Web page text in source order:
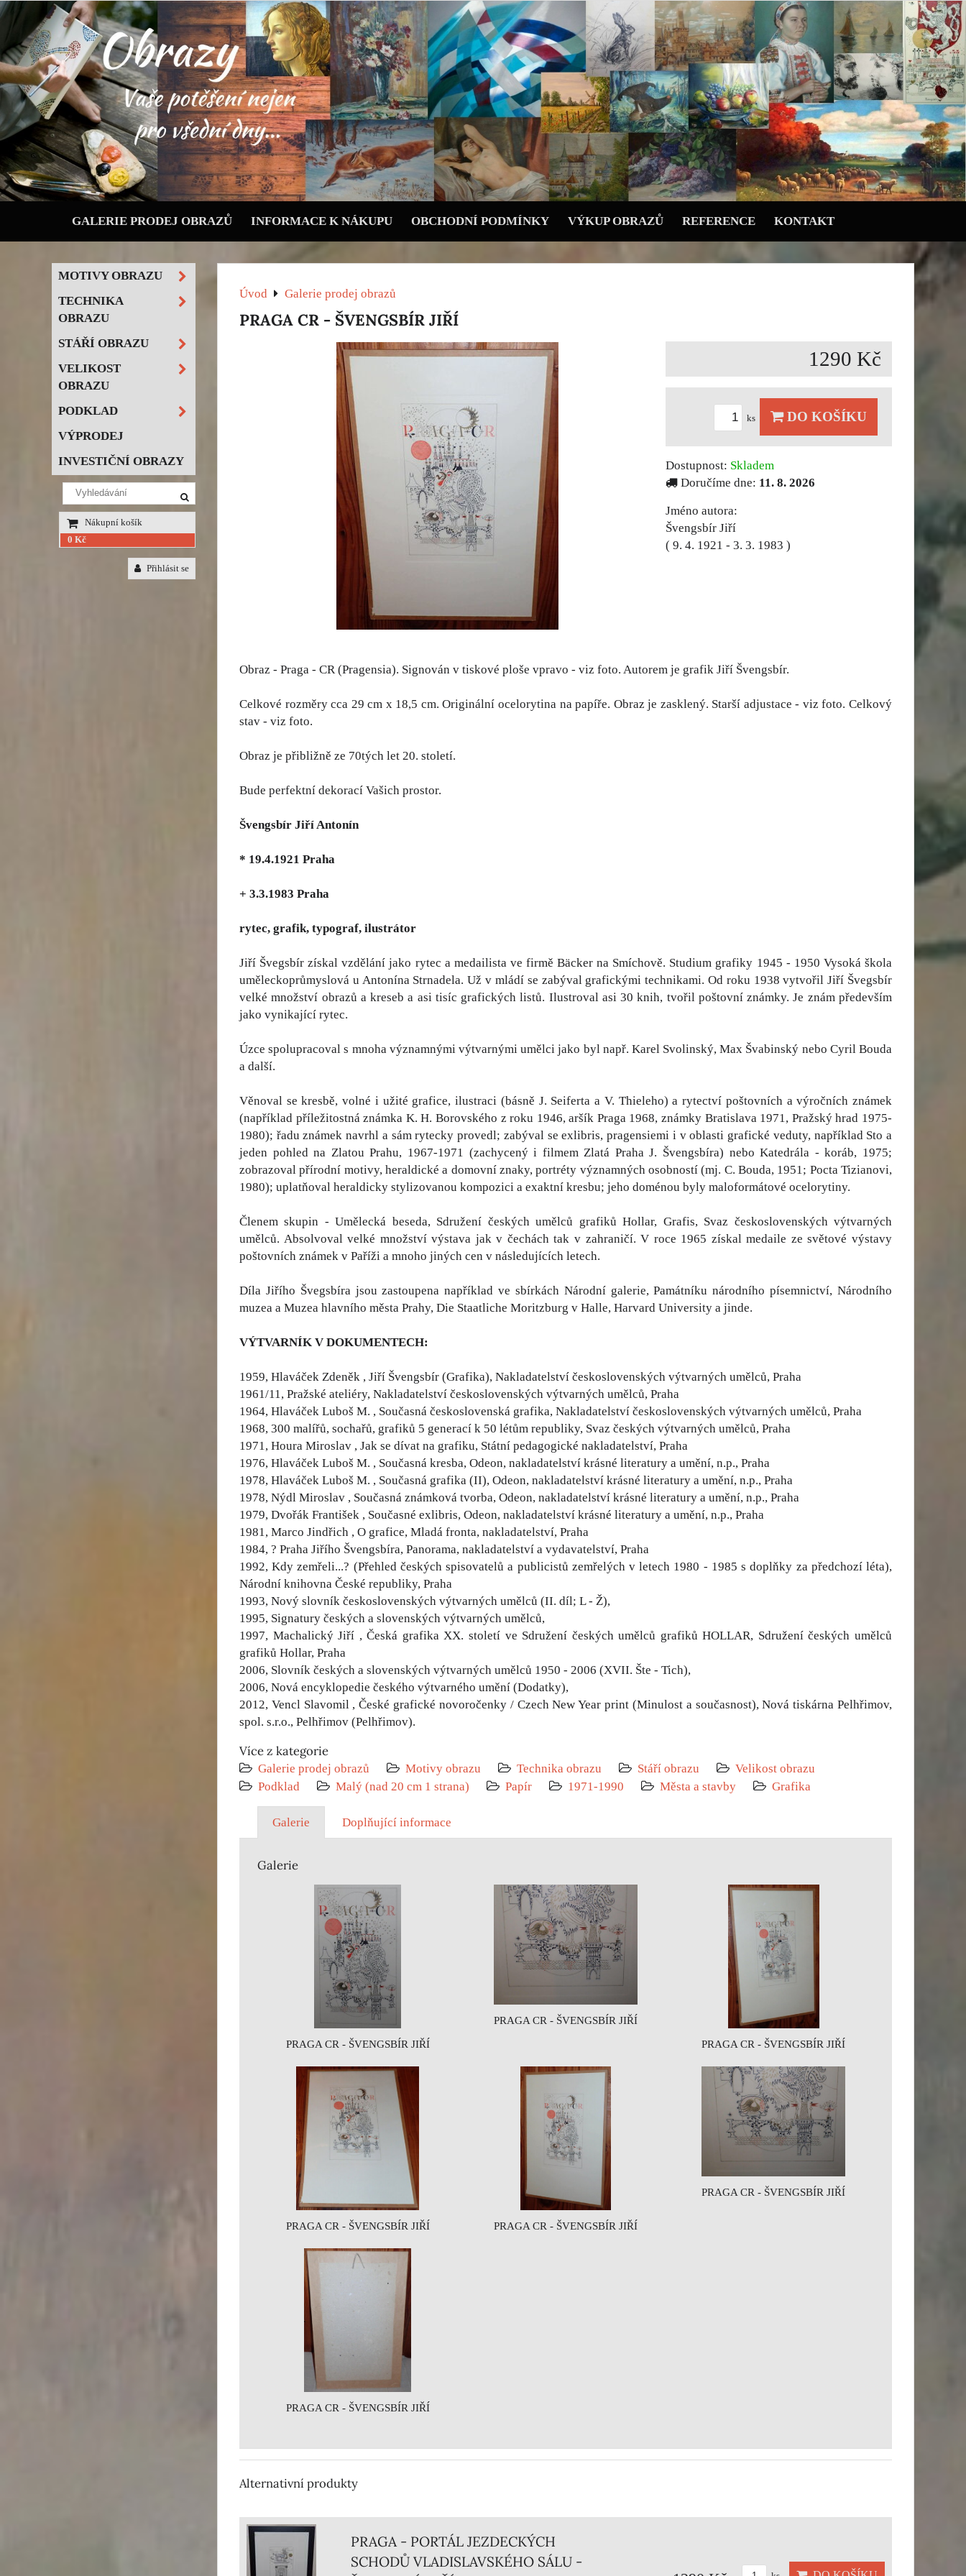
GALERIE PRODEJ OBRAZŮ INFORMACE K NÁKUPU OBCHODNÍ PODMÍNKY VÝKUP OBRAZŮ REFERENCE KONTAKT
Úvod Galerie prodej obrazů
PRAGA CR - ŠVENGSBÍR JIŘÍ
1290 Kč
ks DO KOŠÍKU
Dostupnost: Skladem
Doručíme dne: 11. 8. 2026
Jméno autora:
Švengsbír Jiří
( 9. 4. 1921 - 3. 3. 1983 )
Obraz - Praga - CR (Pragensia). Signován v tiskové ploše vpravo - viz foto. Autorem je grafik Jiří Švengsbír.
Celkové rozměry cca 29 cm x 18,5 cm. Originální ocelorytina na papíře. Obraz je zasklený. Starší adjustace - viz foto. Celkový
stav - viz foto.
Obraz je přibližně ze 70tých let 20. století.
Bude perfektní dekorací Vašich prostor.
Švengsbír Jiří Antonín
* 19.4.1921 Praha
+ 3.3.1983 Praha
rytec, grafik, typograf, ilustrátor
Jiří Švegsbír získal vzdělání jako rytec a medailista ve firmě Bäcker na Smíchově. Studium grafiky 1945 - 1950 Vysoká škola
uměleckoprůmyslová u Antonína Strnadela. Už v mládí se zabýval grafickými technikami. Od roku 1938 vytvořil Jiří Švegsbír
velké množství obrazů a kreseb a asi tisíc grafických listů. Ilustroval asi 30 knih, tvořil poštovní známky. Je znám především
jako vynikající rytec.
Úzce spolupracoval s mnoha významnými výtvarnými umělci jako byl např. Karel Svolinský, Max Švabinský nebo Cyril Bouda
a další.
Věnoval se kresbě, volné i užité grafice, ilustraci (básně J. Seiferta a V. Thieleho) a rytectví poštovních a výročních známek
(například příležitostná známka K. H. Borovského z roku 1946, aršík Praga 1968, známky Bratislava 1971, Pražský hrad 1975-
1980); řadu známek navrhl a sám rytecky provedl; zabýval se exlibris, pragensiemi i v oblasti grafické veduty, například Sto a
jeden pohled na Zlatou Prahu, 1967-1971 (zachycený i filmem Zlatá Praha J. Švengsbíra) nebo Katedrála - koráb, 1975;
zobrazoval přírodní motivy, heraldické a domovní znaky, portréty významných osobností (mj. C. Bouda, 1951; Pocta Tizianovi,
1980); uplatňoval heraldicky stylizovanou kompozici a exaktní kresbu; jeho doménou byly maloformátové ocelorytiny.
Členem skupin - Umělecká beseda, Sdružení českých umělců grafiků Hollar, Grafis, Svaz československých výtvarných
umělců. Absolvoval velké množství výstava jak v čechách tak v zahraničí. V roce 1965 získal medaile ze světové výstavy
poštovních známek v Paříži a mnoho jiných cen v následujících letech.
Díla Jiřího Švegsbíra jsou zastoupena například ve sbírkách Národní galerie, Památníku národního písemnictví, Národního
muzea a Muzea hlavního města Prahy, Die Staatliche Moritzburg v Halle, Harvard University a jinde.
VÝTVARNÍK V DOKUMENTECH:
1959, Hlaváček Zdeněk , Jiří Švengsbír (Grafika), Nakladatelství československých výtvarných umělců, Praha
1961/11, Pražské ateliéry, Nakladatelství československých výtvarných umělců, Praha
1964, Hlaváček Luboš M. , Současná československá grafika, Nakladatelství československých výtvarných umělců, Praha
1968, 300 malířů, sochařů, grafiků 5 generací k 50 létům republiky, Svaz českých výtvarných umělců, Praha
1971, Houra Miroslav , Jak se dívat na grafiku, Státní pedagogické nakladatelství, Praha
1976, Hlaváček Luboš M. , Současná kresba, Odeon, nakladatelství krásné literatury a umění, n.p., Praha
1978, Hlaváček Luboš M. , Současná grafika (II), Odeon, nakladatelství krásné literatury a umění, n.p., Praha
1978, Nýdl Miroslav , Současná známková tvorba, Odeon, nakladatelství krásné literatury a umění, n.p., Praha
1979, Dvořák František , Současné exlibris, Odeon, nakladatelství krásné literatury a umění, n.p., Praha
1981, Marco Jindřich , O grafice, Mladá fronta, nakladatelství, Praha
1984, ? Praha Jiřího Švengsbíra, Panorama, nakladatelství a vydavatelství, Praha
1992, Kdy zemřeli...? (Přehled českých spisovatelů a publicistů zemřelých v letech 1980 - 1985 s doplňky za předchozí léta),
Národní knihovna České republiky, Praha
1993, Nový slovník československých výtvarných umělců (II. díl; L - Ž),
1995, Signatury českých a slovenských výtvarných umělců,
1997, Machalický Jiří , Česká grafika XX. století ve Sdružení českých umělců grafiků HOLLAR, Sdružení českých umělců
grafiků Hollar, Praha
2006, Slovník českých a slovenských výtvarných umělců 1950 - 2006 (XVII. Šte - Tich),
2006, Nová encyklopedie českého výtvarného umění (Dodatky),
2012, Vencl Slavomil , České grafické novoročenky / Czech New Year print (Minulost a současnost), Nová tiskárna Pelhřimov,
spol. s.r.o., Pelhřimov (Pelhřimov).
Více z kategorie
Galerie prodej obrazů Motivy obrazu Technika obrazu Stáří obrazu
Velikost obrazu
Podklad
Malý (nad 20 cm 1 strana) Papír 1971-1990 Města a stavby Grafika
Galerie Doplňující informace
Galerie
PRAGA CR - ŠVENGSBÍR JIŘÍ
PRAGA CR - ŠVENGSBÍR JIŘÍ
PRAGA CR - ŠVENGSBÍR JIŘÍ
PRAGA CR - ŠVENGSBÍR JIŘÍ PRAGA CR - ŠVENGSBÍR JIŘÍ
PRAGA CR - ŠVENGSBÍR JIŘÍ
PRAGA CR - ŠVENGSBÍR JIŘÍ
Alternativní produkty
PRAGA - PORTÁL JEZDECKÝCH
SCHODŮ VLADISLAVSKÉHO SÁLU -
MOTIVY OBRAZU
TECHNIKA
OBRAZU
STÁŘÍ OBRAZU
VELIKOST
OBRAZU
PODKLAD
VÝPRODEJ
INVESTIČNÍ OBRAZY
Nákupní košík
0 Kč
Přihlásit se